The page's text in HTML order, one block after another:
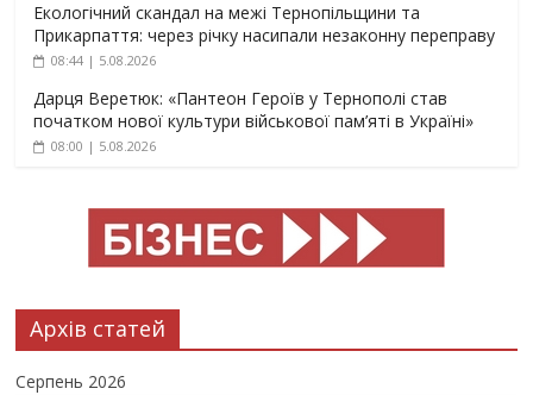
Екологічний скандал на межі Тернопільщини та
Прикарпаття: через річку насипали незаконну переправу
08:44 | 5.08.2026
Дарця Веретюк: «Пантеон Героїв у Тернополі став
початком нової культури військової пам’яті в Україні»
08:00 | 5.08.2026
Архів статей
Серпень 2026